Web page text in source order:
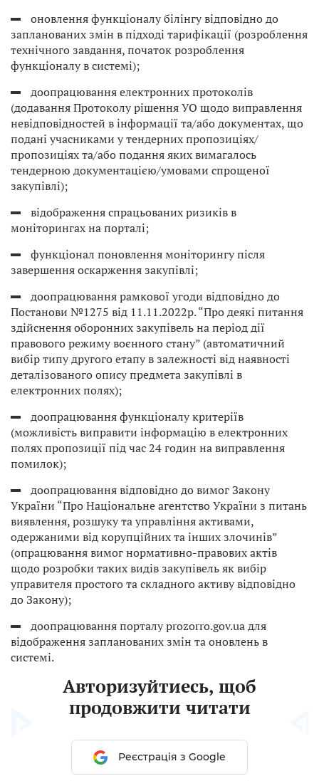
оновлення функціоналу білінгу відповідно до
запланованих змін в підході тарифікації (розроблення
технічного завдання, початок розроблення
функціоналу в системі);
доопрацювання електронних протоколів
(додавання Протоколу рішення УО щодо виправлення
невідповідностей в інформації та/або документах, що
подані учасниками у тендерних пропозиціях/
пропозиціях та/або подання яких вимагалось
тендерною документацією/умовами спрощеної
закупівлі);
відображення спрацьованих ризиків в
моніторингах на порталі;
функціонал поновлення моніторингу після
завершення оскарження закупівлі;
доопрацювання рамкової угоди відповідно до
Постанови №1275 від 11.11.2022р. “Про деякі питання
здійснення оборонних закупівель на період дії
правового режиму воєнного стану” (автоматичний
вибір типу другого етапу в залежності від наявності
деталізованого опису предмета закупівлі в
електронних полях);
доопрацювання функціоналу критеріїв
(можливість виправити інформацію в електронних
полях пропозиції під час 24 годин на виправлення
помилок);
доопрацювання відповідно до вимог Закону
України “Про Національне агентство України з питань
виявлення, розшуку та управління активами,
одержаними від корупційних та інших злочинів”
(опрацювання вимог нормативно-правових актів
щодо розробки таких видів закупівель як вибір
управителя простого та складного активу відповідно
до Закону);
доопрацювання порталу prozorro.gov.ua для
відображення запланованих змін та оновлень в
системі.
Авторизуйтиесь, щоб
продовжити читати
Реєстрація з Google